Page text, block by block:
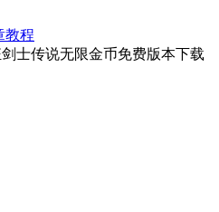
教程
士传说无限金币免费版本下载